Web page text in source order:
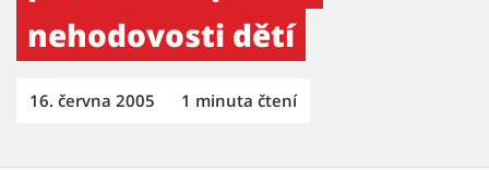
nehodovosti dětí
16. června 2005 1 minuta čtení